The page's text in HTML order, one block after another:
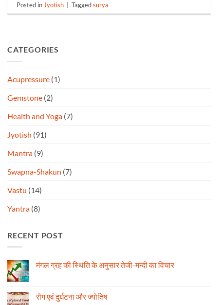
Posted in Jyotish | Taggedsurya
CATEGORIES
Acupressure (1)
Gemstone (2)
Health and Yoga (7)
Jyotish (91)
Mantra (9)
Swapna-Shakun (7)
Vastu (14)
Yantra (8)
RECENT POST
मंगल ग्रह की स्थिति के अनुसार तेजी-मन्दी का विचार
मंगल
ग्रह
रोग एवं दुर्घटना और ज्योतिष